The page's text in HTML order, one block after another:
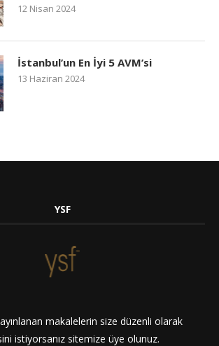
12 Nisan 2024
İstanbul’un En İyi 5 AVM’si
13 Haziran 2024
YSF
makalelerin size düzenli olarak
istiyorsanız sitemize üye olunuz.